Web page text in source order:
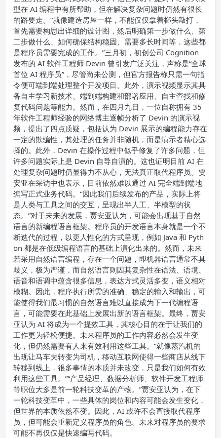
型在 AI 编程中有所帮助，但在解决复杂问题时仍然有很长
的路要走。“就像建造房屋一样，不能仅仅拿着榔头敲打，
首先需要构思出详细的设计图，然后明确第一步做什么、第
二步做什么、如何确保结构稳固、需要多长时间等，这些都
是程序员需要完成的工作。”三月初，初创公司 Cognition
发布的 AI 软件工程师 Devin 曾引发广泛关注，声称是“全球
首位 AI 程序员”，尽管尚未公测，但官方报告称只需一句指
令便可端到端处理整个开发项目。此外，演示视频显示其具
备自主学习新技术、端到端构建和部署应用、自主查找和修
复代码问题等能力。 然而，在四月九日，一位自称拥有 35
年软件工程师经验的网络博主逐帧分析了 Devin 的演示视
频，提出了四点质疑，包括认为 Devin 展示的编程能力存在
一定的欺骗性，其处理的任务并非随机，而是演示者精心选
择的。此外，Devin 在操作过程中似乎修复了许多问题，但
许多问题实际上是 Devin 自导自演的。这也证明目前 AI 在
处理复杂问题时仍显得力不从心，无法真正取代程序员。 贾
安亚在采访中也表示，目前依然难以通过 AI 完全端到端地
编写正式业务代码。“因此我们后续发布的产品，实际上将
是人类与工具之间的交互，呈现出半人工、半模型的状
态。”对于未来的发展，贾安亚认为，可能会出现基于自然
语言的新编程语言框架。程序员的开发语言本身就是一个不
断迭代的过程，以更人性化的方式呈现，例如 Java 和 Pyth
on 都是在低级编程语言的基础上演化出来的。然而，未来
若采用自然语言编程，存在一个问题，即机器语言通常不具
歧义，极为严谨，而自然语言则因其复杂性在语法、语境、
语音和语调中蕴含很多信息，表达方式灵活多变，语义相对
模糊。因此，程序执行所需的准确、稳定的输入和输出，可
能使得我们最习惯的自然语言难以直接成为下一代编程语
言，可能需要在此基础上发展出新的语言框架。 最终，贾安
亚认为 AI 将成为一个提效工具，其核心目的在于让我们的
工作更为轻松便捷。未来程序员的工作内容必然会发生变
化，但仍然需要有人来有效利用这些工具。“就像蒸汽机的
出现让马车夫转变为司机，移动互联网使得一些商店从线下
转移到线上，很多事情的本质并未改变，只是我们如何有效
利用这些工具。”“产品经理、数据分析师、软件开发工程师
等职位大多是前一轮科技变革的产物。”贾安亚认为，在下
一轮科技变革中，一些具体的岗位和内容可能会发生变化，
但世界的本质依然不变。 因此，AI 或许不会直接取代程序
员，但可能会重新定义程序员的角色。未来对程序员的要求
可能不再仅仅是快速编写代码。